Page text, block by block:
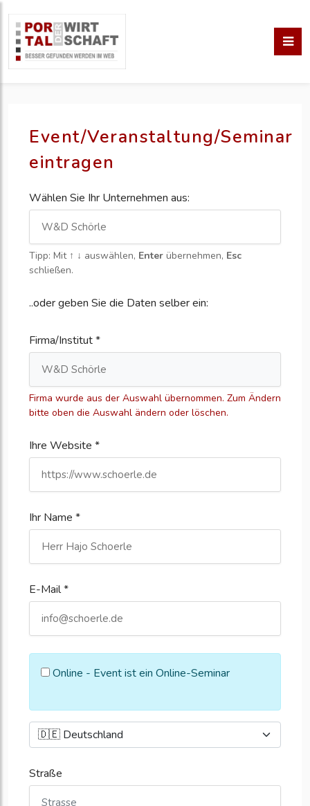
Event/Veranstaltung/Seminar
eintragen
Wählen Sie Ihr Unternehmen aus:
Tipp: Mit ↑ ↓ auswählen, Enter übernehmen, Esc
schließen.
..oder geben Sie die Daten selber ein:
Firma/Institut *
Firma wurde aus der Auswahl übernommen. Zum Ändern
bitte oben die Auswahl ändern oder löschen.
Ihre Website *
Ihr Name *
E-Mail *
Online - Event ist ein Online-Seminar
Straße